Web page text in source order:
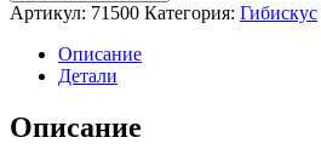
Артикул: 71500 Категория: Гибискус
Описание
Детали
Описание